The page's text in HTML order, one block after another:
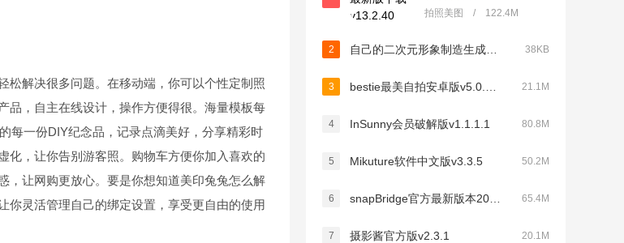
松解决很多问题。在移动端，你可以个性定制照
品，自主在线设计，操作方便得很。海量模板每
每一份DIY纪念品，记录点滴美好，分享精彩时
化，让你告别游客照。购物车方便你加入喜欢的
，让网购更放心。要是你想知道美印兔兔怎么解
你灵活管理自己的绑定设置，享受更自由的使用
拍照美图 / 122.4M
2 38KB
3 21.1M
4 InSunny会员破解版v1.1.1.1 80.8M
5 Mikuture软件中文版v3.3.5 50.2M
6 65.4M
7 摄影酱官方版v2.3.1 20.1M